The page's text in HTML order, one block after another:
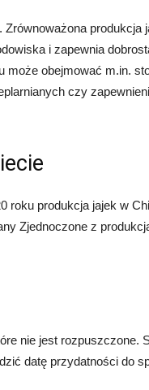
produkcja
i zapewnia
może obejmować m.in.
czy
roku produkcja jajek w
Zjednoczone z
nie jest rozpuszczone.
datę przydatności do